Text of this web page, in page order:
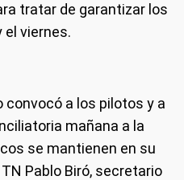
tratar de garantizar los
el viernes.
convocó a los pilotos y a
mañana a la
se mantienen en su
Pablo Biró, secretario